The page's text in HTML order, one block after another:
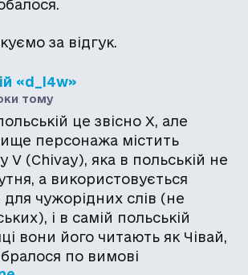
за відгук.
«d_l4w»
тому
це звісно Х, але
персонажа містить
V (Chivay), яка в польській не
а використовується
чужорідних слів (не
і в самій польській
вони його читають як Чівай,
по вимові